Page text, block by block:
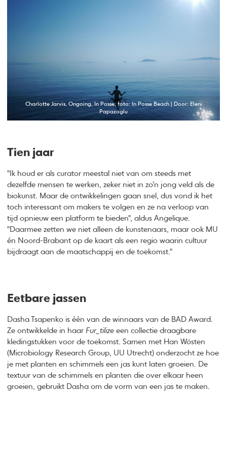
Charlotte Jarvis, Ongoing, In Posse, foto: In Posse Beach | Door: Eleni
Papazoglu
Tien jaar
"Ik houd er als curator meestal niet van om steeds met
dezelfde mensen te werken, zeker niet in zo’n jong veld als de
biokunst. Maar de ontwikkelingen gaan snel, dus vond ik het
toch interessant om makers te volgen en ze na verloop van
tijd opnieuw een platform te bieden", aldus Angelique.
"Daarmee zetten we niet alleen de kunstenaars, maar ook MU
én Noord-Brabant op de kaart als een regio waarin cultuur
bijdraagt aan de maatschappij en de toekomst."
Eetbare jassen
Dasha Tsapenko is één van de winnaars van de BAD Award.
Ze ontwikkelde in haar Fur_tilize een collectie draagbare
kledingstukken voor de toekomst. Samen met Han Wösten
(Microbiology Research Group, UU Utrecht) onderzocht ze hoe
je met planten en schimmels een jas kunt laten groeien. De
textuur van de schimmels en planten die over elkaar heen
groeien, gebruikt Dasha om de vorm van een jas te maken.